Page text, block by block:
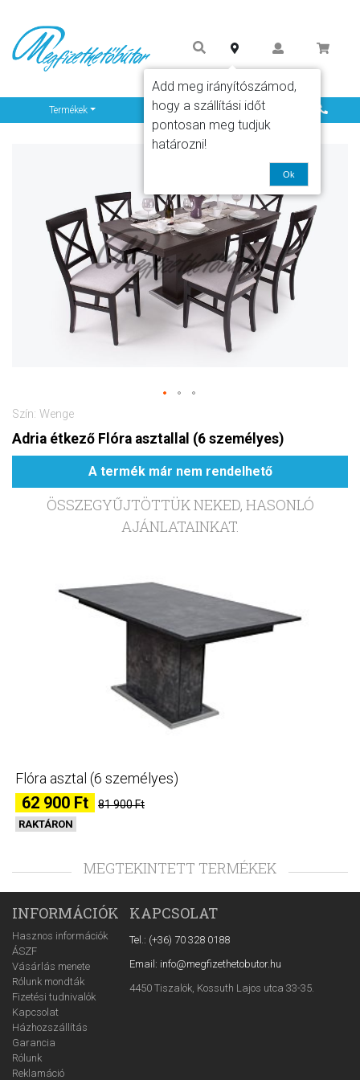
Termékek Info
Szín: Wenge
Adria étkező Flóra asztallal (6 személyes)
A termék már nem rendelhető
ÖSSZEGYŰJTÖTTÜK NEKED, HASONLÓ
AJÁNLATAINKAT.
Flóra asztal (6 személyes)
62 900 Ft 81 900 Ft
RAKTÁRON
MEGTEKINTETT TERMÉKEK
INFORMÁCIÓK
Hasznos információk
ÁSZF
Vásárlás menete
Rólunk mondták
Fizetési tudnivalók
Kapcsolat
Házhozszállítás
Garancia
Rólunk
Reklamáció
KAPCSOLAT
Tel.: (+36) 70 328 0188
Email: info@megfizethetobutor.hu
4450 Tiszalök, Kossuth Lajos utca 33-35.
Add meg irányítószámod,
hogy a szállítási időt
pontosan meg tudjuk
határozni!
Ok